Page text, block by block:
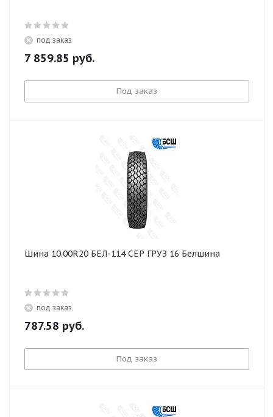
под заказ
7 859.85 руб.
Под заказ
Шина 10.00R20 БЕЛ-114 СЕР ГРУЗ 16 Белшина
под заказ
787.58 руб.
Под заказ